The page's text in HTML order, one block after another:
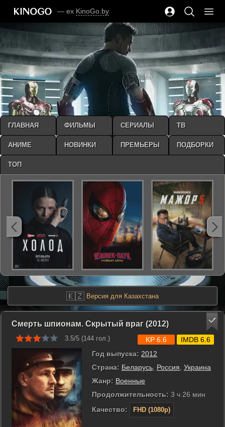
— ex KinoGo.by
🇰🇿 Версия для Казахстана
Смерть шпионам. Скрытый враг (2012)
3.5/5 (144 гол.)
Год выпуска: 2012
Страна: Беларусь Россия Украина
Жанр: Военные
Продолжительность: 3 ч 26 мин
Качество:
FHD (1080p)
KP 6.6 IMDB 6.6
ГЛАВНАЯ ФИЛЬМЫ СЕРИАЛЫ ТВ
АНИМЕ НОВИНКИ ПРЕМЬЕРЫ ПОДБОРКИ
ТОП